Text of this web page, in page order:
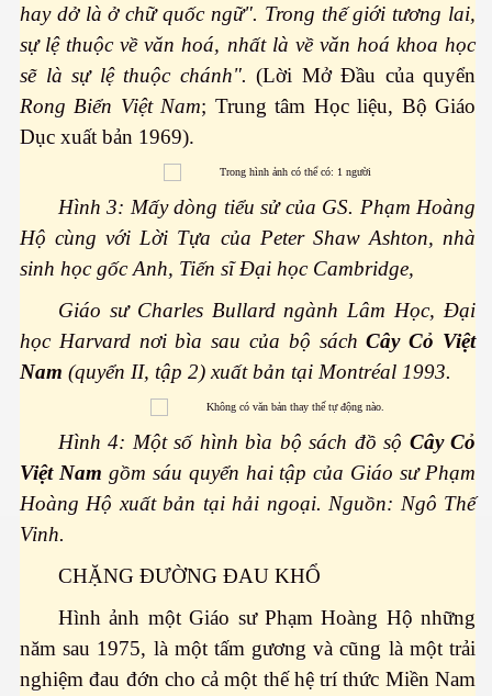
hay dở là ở chữ quốc ngữ". Trong thế giới tương lai,
sự lệ thuộc về văn hoá, nhất là về văn hoá khoa học
sẽ là sự lệ thuộc chánh". (Lời Mở Đầu của quyển
Rong Biển Việt Nam; Trung tâm Học liệu, Bộ Giáo
Dục xuất bản 1969).
Hình 3: Mấy dòng tiểu sử của GS. Phạm Hoàng
Hộ cùng với Lời Tựa của Peter Shaw Ashton, nhà
sinh học gốc Anh, Tiến sĩ Đại học Cambridge,
Giáo sư Charles Bullard ngành Lâm Học, Đại
học Harvard nơi bìa sau của bộ sáchCây Cỏ Việt
Nam (quyển II, tập 2) xuất bản tại Montréal 1993.
Hình 4: Một số hình bìa bộ sách đồ sộ Cây Cỏ
Việt Nam gồm sáu quyển hai tập của Giáo sư Phạm
Hoàng Hộ xuất bản tại hải ngoại. Nguồn: Ngô Thế
Vinh.
CHẶNG ĐƯỜNG ĐAU KHỔ
Hình ảnh một Giáo sư Phạm Hoàng Hộ những
năm sau 1975, là một tấm gương và cũng là một trải
nghiệm đau đớn cho cả một thế hệ trí thức Miền Nam
hóa được không?
hiểm